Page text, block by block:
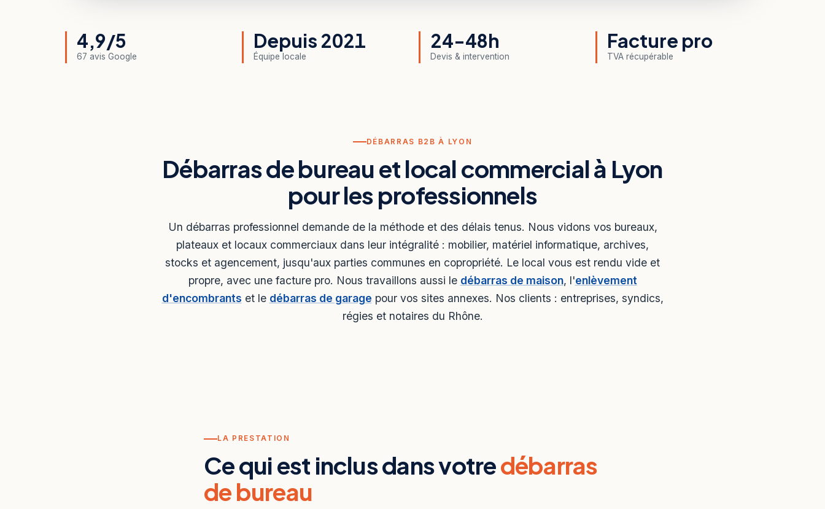
4,9/5
67 avis Google
Depuis 2021
Équipe locale
24-48h
Devis & intervention
Facture pro
TVA récupérable
DÉBARRAS B2B À LYON
Débarras de bureau et local commercial à Lyon
pour les professionnels
Un débarras professionnel demande de la méthode et des délais tenus. Nous vidons vos bureaux,
plateaux et locaux commerciaux dans leur intégralité : mobilier, matériel informatique, archives,
stocks et agencement, jusqu'aux parties communes en copropriété. Le local vous est rendu vide et
propre, avec une facture pro. Nous travaillons aussi le débarras de maison, l'enlèvement
d'encombrants et le débarras de garage pour vos sites annexes. Nos clients : entreprises, syndics,
régies et notaires du Rhône.
LA PRESTATION
Ce qui est inclus dans votredébarras
de bureau